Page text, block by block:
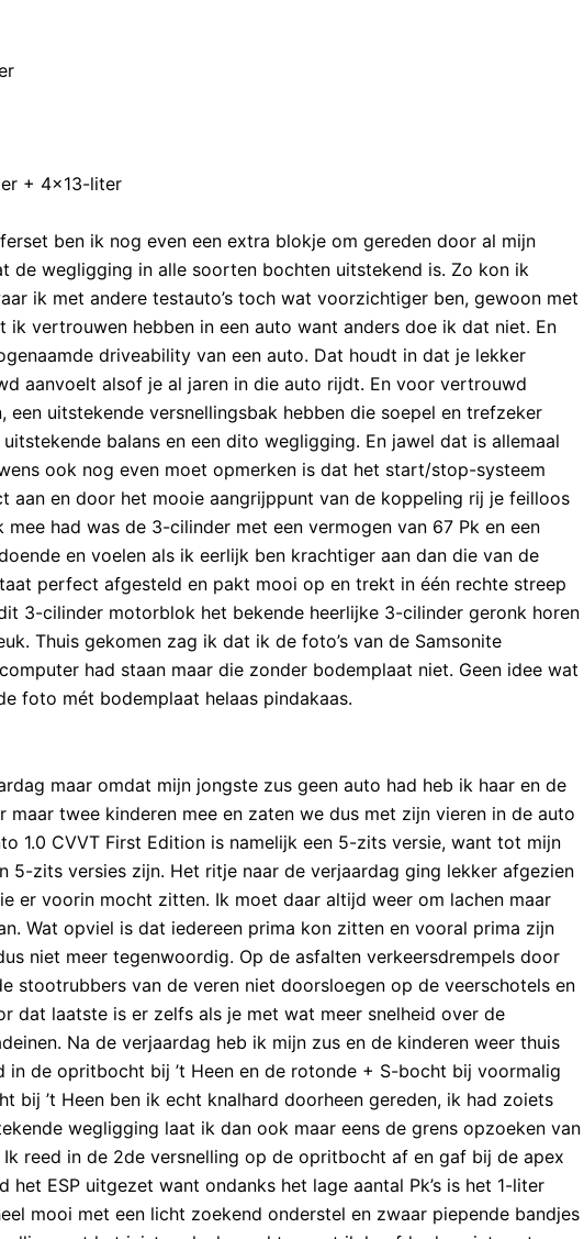
+ 4×13-liter
ben ik nog even een extra blokje om gereden door al mijn
de wegligging in alle soorten bochten uitstekend is. Zo kon ik
ik met andere testauto’s toch wat voorzichtiger ben, gewoon met
ik vertrouwen hebben in een auto want anders doe ik dat niet. En
driveability van een auto. Dat houdt in dat je lekker
aanvoelt alsof je al jaren in die auto rijdt. En voor vertrouwd
uitstekende versnellingsbak hebben die soepel en trefzeker
balans en een dito wegligging. En jawel dat is allemaal
ook nog even moet opmerken is dat het start/stop-systeem
en door het mooie aangrijppunt van de koppeling rij je feilloos
had was de 3-cilinder met een vermogen van 67 Pk en een
en voelen als ik eerlijk ben krachtiger aan dan die van de
perfect afgesteld en pakt mooi op en trekt in één rechte streep
3-cilinder motorblok het bekende heerlijke 3-cilinder geronk horen
Thuis gekomen zag ik dat ik de foto’s van de Samsonite
had staan maar die zonder bodemplaat niet. Geen idee wat
foto mét bodemplaat helaas pindakaas.
maar omdat mijn jongste zus geen auto had heb ik haar en de
maar twee kinderen mee en zaten we dus met zijn vieren in de auto
1.0 CVVT First Edition is namelijk een 5-zits versie, want tot mijn
5-zits versies zijn. Het ritje naar de verjaardag ging lekker afgezien
er voorin mocht zitten. Ik moet daar altijd weer om lachen maar
Wat opviel is dat iedereen prima kon zitten en vooral prima zijn
niet meer tegenwoordig. Op de asfalten verkeersdrempels door
stootrubbers van de veren niet doorsloegen op de veerschotels en
dat laatste is er zelfs als je met wat meer snelheid over de
Na de verjaardag heb ik mijn zus en de kinderen weer thuis
de opritbocht bij ’t Heen en de rotonde + S-bocht bij voormalig
bij ’t Heen ben ik echt knalhard doorheen gereden, ik had zoiets
wegligging laat ik dan ook maar eens de grens opzoeken van
reed in de 2de versnelling op de opritbocht af en gaf bij de apex
ESP uitgezet want ondanks het lage aantal Pk’s is het 1-liter
mooi met een licht zoekend onderstel en zwaar piepende bandjes